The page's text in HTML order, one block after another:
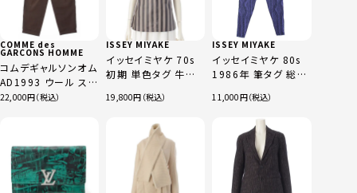
COMME des
GARCONS HOMME
コムデギャルソンオム
AD1993 ウール スト
ライプ 2タック スラッ
22,000
ISSEY MIYAKE
イッセイミヤケ 70s
初期 単色タグ 牛皮
イプ ペイント ノース
ック グレー
19,800
ISSEY MIYAKE
イッセイミヤケ 80s
1986年 筆タグ 総柄
パッツ ボトムス ブル
11,000